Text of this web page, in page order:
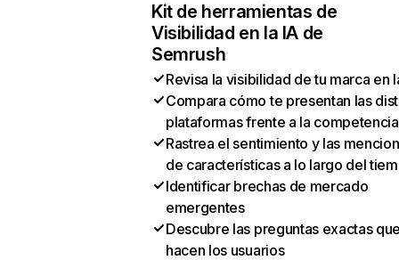
Kit de herramientas de
Visibilidad en la IA de
Semrush
Revisa la visibilidad de tu marca en
Compara cómo te presentan las
plataformas frente a la competencia
Rastrea el sentimiento y las
de características a lo largo del
Identificar brechas de mercado
emergentes
Descubre las preguntas exactas
hacen los usuarios